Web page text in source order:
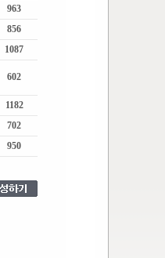
963
856
1087
602
1182
702
950